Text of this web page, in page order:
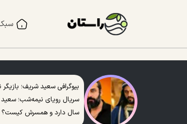
بیوگرافی سعید شریف؛
سریال رویای نیمه‌شب؛
سال دارد و همسرش کیست؟